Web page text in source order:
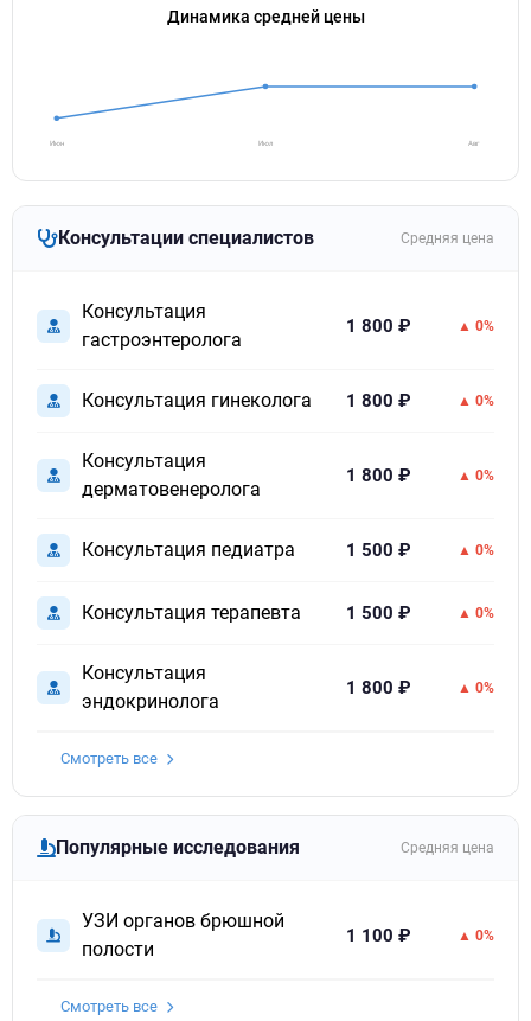
Динамика средней цены
Июн Июл Авг
Консультации специалистов Средняя цена
Консультация
гастроэнтеролога
1 800 ₽ ▲ 0%
Консультация гинеколога 1 800 ₽ ▲ 0%
Консультация
дерматовенеролога
1 800 ₽ ▲ 0%
Консультация педиатра 1 500 ₽ ▲ 0%
Консультация терапевта 1 500 ₽ ▲ 0%
Консультация
эндокринолога
1 800 ₽ ▲ 0%
Смотреть все
Популярные исследования Средняя цена
УЗИ органов брюшной
полости
1 100 ₽ ▲ 0%
Смотреть все